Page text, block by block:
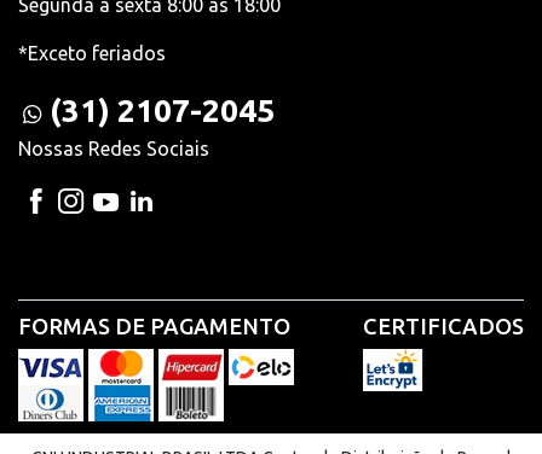
Segunda à sexta 8:00 às 18:00
*Exceto feriados
(31) 2107-2045
Nossas Redes Sociais
FORMAS DE PAGAMENTO CERTIFICADOS